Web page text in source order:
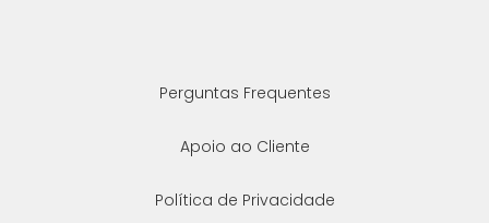
Perguntas Frequentes
Apoio ao Cliente
Política de Privacidade